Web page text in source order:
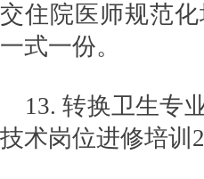
交住院医师规范
一式一份。
13. 转换卫生专
技术岗位进修培训